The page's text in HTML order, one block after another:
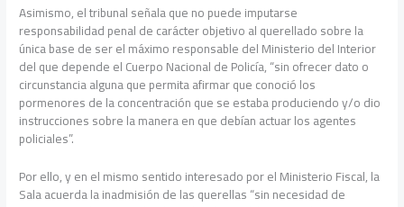
Asimismo, el tribunal señala que no puede imputarse
responsabilidad penal de carácter objetivo al querellado sobre la
única base de ser el máximo responsable del Ministerio del Interior
del que depende el Cuerpo Nacional de Policía, “sin ofrecer dato o
circunstancia alguna que permita afirmar que conoció los
pormenores de la concentración que se estaba produciendo y/o dio
instrucciones sobre la manera en que debían actuar los agentes
policiales”.
Por ello, y en el mismo sentido interesado por el Ministerio Fiscal, la
Sala acuerda la inadmisión de las querellas “sin necesidad de